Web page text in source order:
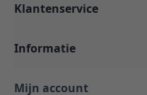
Klantenservice
Informatie
Mijn account